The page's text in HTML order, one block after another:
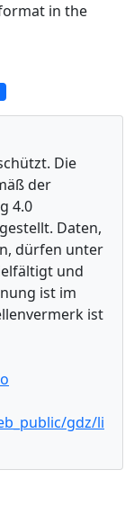
in the
Die
der
4.0
Daten,
dürfen unter
und
ist im
ist
gdz/li